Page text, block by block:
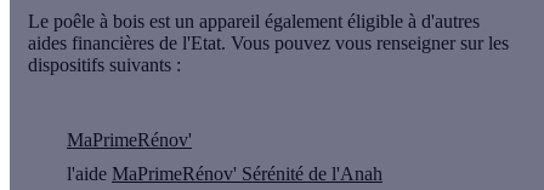
Le poêle à bois est un appareil également éligible à d'autres
aides financières de l'Etat. Vous pouvez vous renseigner sur les
dispositifs suivants :
MaPrimeRénov'
l'aide MaPrimeRénov' Sérénité de l'Anah